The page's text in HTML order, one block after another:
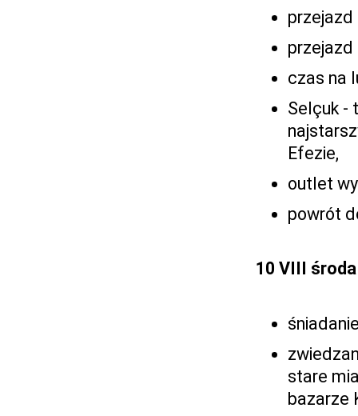
przejazd
przejazd
czas na
Selçuk -
Efezie,
outlet
powrót
10 VIII środa
stare
bazarze